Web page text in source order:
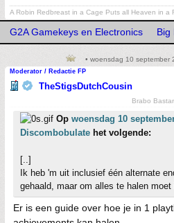
A Robin Redbreast in a Cage Puts all Heaven in a
G2A Gamekeys en Electronics Big
• woensdag 10 september
Moderator / Redactie FP
TheStigsDutchCousin
Brabo
Op woensdag 10
Discombobulate het volgende:
[..]
Ik heb 'm uit inclusief één alternate
gehaald, maar om alles te halen
Er is een guide over hoe je in 1